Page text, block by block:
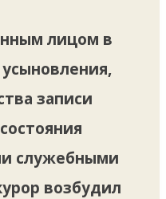
лицом в
записи
служебными
возбудил